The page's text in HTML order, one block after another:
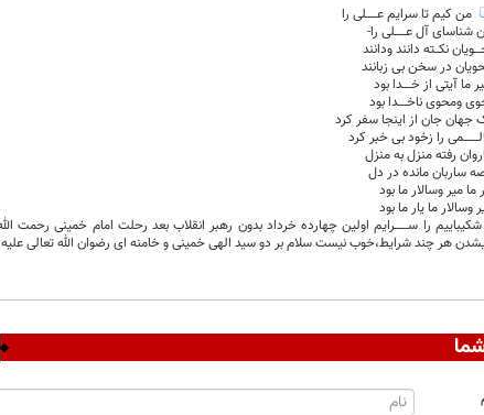
من کیم تا سرایم عـــــلی را
شناسای آل عـــــلی را-
نکــته دانند ودانند
در سخن بی زبانند
ما آیتی از خــــدا بود
ومحوی ناخــــدا بود
جهان جان از اینجا سفر کرد
را زخود بی خبر کرد
رفته منزل به منزل
ساربان مانده در دل
ما میر وسالار ما بود
وسالار ما یار ما بود
هر چند شرایط،خوب نیست سلام بر دو سید الهی خمینی و خامنه ای رضوان الله تعالی علیه